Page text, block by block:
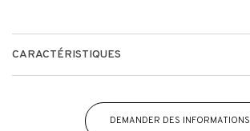
CARACTÉRISTIQUES
DEMANDER DES INFORMATIONS